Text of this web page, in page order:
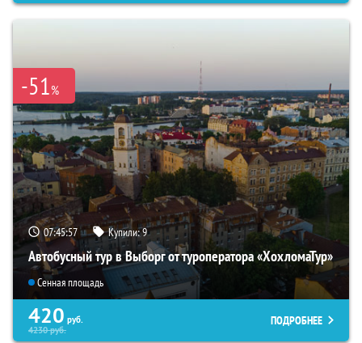
-51%
07:45:55 Купили:9
Автобусный тур в Выборг от туроператора «ХохломаТур»
Сенная площадь
420 руб.
4230руб.
ПОДРОБНЕЕ